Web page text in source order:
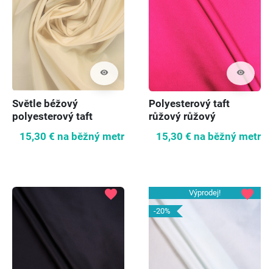
visibility
Světle béžový
polyesterový taft
15,30 € na běžný metr
visibility
Polyesterový taft
růžový růžový
15,30 € na běžný metr
favorite
Výprodej!
-20%
favorite